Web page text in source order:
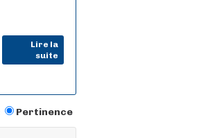
Lire la
suite
Pertinence